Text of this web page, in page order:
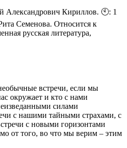
Александрович Кириллов. 🕙: 1
Семенова. Относится к
русская литература,
встречи, если мы
окружает и кто с нами
силами
с нашими тайными страхами, с
с новыми горизонтами
от того, во что мы верим – этим